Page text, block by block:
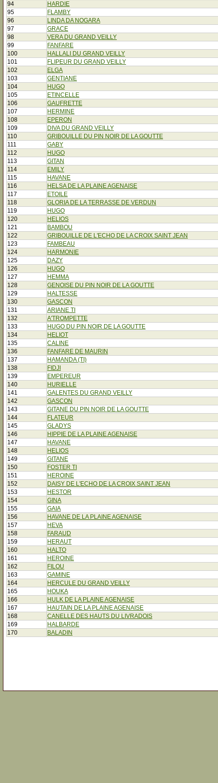
94
HARDIE
95
FLAMBY
96
LINDA DA NOGARA
97
GRACE
98
VERA DU GRAND VEILLY
99
FANFARE
100
HALLALI DU GRAND VEILLY
101
FLIPEUR DU GRAND VEILLY
102
ELGA
103
GENTIANE
104
HUGO
105
ETINCELLE
106
GAUFRETTE
107
HERMINE
108
EPERON
109
DIVA DU GRAND VEILLY
110
GRIBOUILLE DU PIN NOIR DE LA GOUTTE
111
GABY
112
HUGO
113
GITAN
114
EMILY
115
HAVANE
116
HELSA DE LA PLAINE AGENAISE
117
ETOILE
118
GLORIA DE LA TERRASSE DE VERDUN
119
HUGO
120
HELIOS
121
BAMBOU
122
GRIBOUILLE DE L'ECHO DE LA CROIX SAINT JEAN
123
FAMBEAU
124
HARMONIE
125
DAZY
126
HUGO
127
HEMMA
128
GENOISE DU PIN NOIR DE LA GOUTTE
129
HALTESSE
130
GASCON
131
ARIANE TI
132
A'TROMPETTE
133
HUGO DU PIN NOIR DE LA GOUTTE
134
HELIOT
135
CALINE
136
FANFARE DE MAURIN
137
HAMANDA (TI)
138
FIDJI
139
EMPEREUR
140
HURIELLE
141
GALENTES DU GRAND VEILLY
142
GASCON
143
GITANE DU PIN NOIR DE LA GOUTTE
144
FLATEUR
145
GLADYS
146
HIPPIE DE LA PLAINE AGENAISE
147
HAVANE
148
HELIOS
149
GITANE
150
FOSTER TI
151
HEROINE
152
DAISY DE L'ECHO DE LA CROIX SAINT JEAN
153
HESTOR
154
GINA
155
GAIA
156
HAVANE DE LA PLAINE AGENAISE
157
HEVA
158
FARAUD
159
HERAUT
160
HALTO
161
HEROINE
162
FILOU
163
GAMINE
164
HERCULE DU GRAND VEILLY
165
HOUKA
166
HULK DE LA PLAINE AGENAISE
167
HAUTAIN DE LA PLAINE AGENAISE
168
CANELLE DES HAUTS DU LIVRADOIS
169
HALBARDE
170
BALADIN